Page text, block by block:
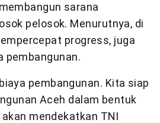
sarana
pelosok. Menurutnya, di
progress, juga
pembangunan.
pembangunan. Kita siap
Aceh dalam bentuk
mendekatkan TNI